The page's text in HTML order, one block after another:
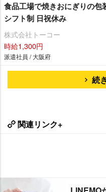
食品工場で焼きおにぎりの包
シフト制 日祝休み
株式会社トーコー
時給1,300円
派遣社員 / 大阪府
続
関連リンク+